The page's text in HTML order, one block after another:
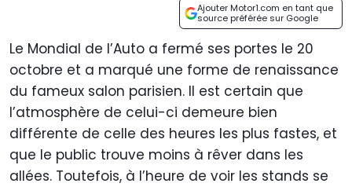
Ajouter Motor1.com en tant que
source préférée sur Google
Le Mondial de l’Auto a fermé ses portes le 20
octobre et a marqué une forme de renaissance
du fameux salon parisien. Il est certain que
l’atmosphère de celui-ci demeure bien
différente de celle des heures les plus fastes, et
que le public trouve moins à rêver dans les
allées. Toutefois, à l’heure de voir les stands se